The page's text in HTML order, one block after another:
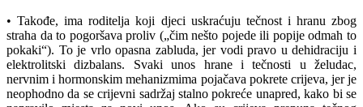
• Takođe, ima roditelja koji djeci uskraćuju tečnost i hranu zbog
straha da to pogoršava proliv („čim nešto pojede ili popije odmah to
pokaki“). To je vrlo opasna zabluda, jer vodi pravo u dehidraciju i
elektrolitski dizbalans. Svaki unos hrane i tečnosti u želudac,
nervnim i hormonskim mehanizmima pojačava pokrete crijeva, jer je
neophodno da se crijevni sadržaj stalno pokreće unapred, kako bi se